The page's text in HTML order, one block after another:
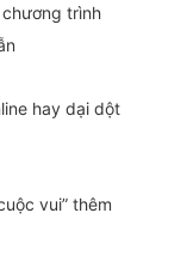
trình
hay dại dột
vui” thêm